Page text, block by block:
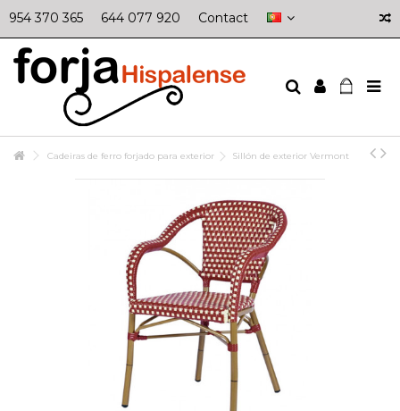
954 370 365 644 077 920 Contact
Cadeiras de ferro forjado para exterior Sillón de exterior Vermont